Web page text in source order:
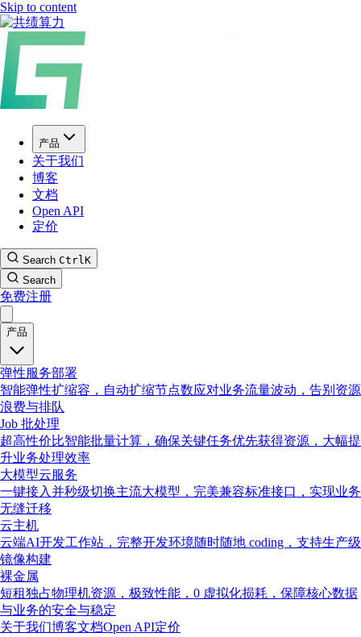
Skip to content
产品
关于我们
博客
文档
Open API
定价
Search CtrlK
Search
免费注册
产品
弹性服务部署
智能弹性扩缩容，自动扩缩节点数应对业务流量波动，告别资源
浪费与排队
Job 批处理
超高性价比智能批量计算，确保关键任务优先获得资源，大幅提
升业务处理效率
大模型云服务
一键接入并秒级切换主流大模型，完美兼容标准接口，实现业务
无缝迁移
云主机
云端AI开发工作站，完整开发环境随时随地 coding，支持生产级
镜像构建
裸金属
短租独占物理机资源，极致性能，0 虚拟化损耗，保障核心数据
与业务的安全与稳定
关于我们博客文档Open API定价